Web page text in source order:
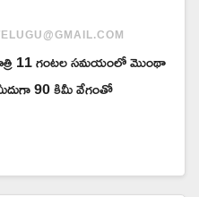
11 గంటల సమయంలో మొంథా
90 కిమీ వేగంతో